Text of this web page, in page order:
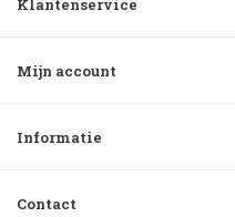
Klantenservice
Mijn account
Informatie
Contact